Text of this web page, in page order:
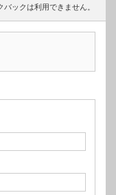
バックは利用できません。